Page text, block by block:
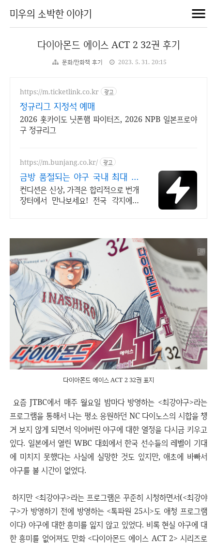
미우의 소박한 이야기
다이아몬드 에이스 ACT 2 32권 후기
문화/만화책 후기 2023. 5. 31. 20:15
https://m.ticketlink.co.kr 광고
정규리그 지정석 예매
2026 홋카이도 닛폰햄 파이터즈, 2026 NPB 일본프로야
구 정규리그
https://m.bunjang.co.kr/ 광고
금방 품절되는 야구 국내 최대 브
랜드 중고거래
컨디션은 신상, 가격은 합리적으로 번개
장터에서 만나보세요! 전국 각지에서
다이아몬드 에이스 ACT 2 32권 표지
요즘 JTBC에서 매주 월요일 밤마다 방영하는 <최강야구>라는
프로그램을 통해서 나는 평소 응원하던 NC 다이노스의 시합을 챙
겨 보지 않게 되면서 익어버린 야구에 대한 열정을 다시금 키우고
있다. 일본에서 열린 WBC 대회에서 한국 선수들의 레벨이 기대
에 미치지 못했다는 사실에 실망한 것도 있지만, 애초에 바빠서
야구를 볼 시간이 없었다.
하지만 <최강야구>라는 프로그램은 꾸준히 시청하면서(<최강야
구>가 방영하기 전에 방영하는 <톡파원 25시>도 애청 프로그램
이다) 야구에 대한 흥미를 잃지 않고 있었다. 비록 현실 야구에 대
한 흥미를 없어져도 만화 <다이아몬드 에이스 ACT 2> 시리즈로